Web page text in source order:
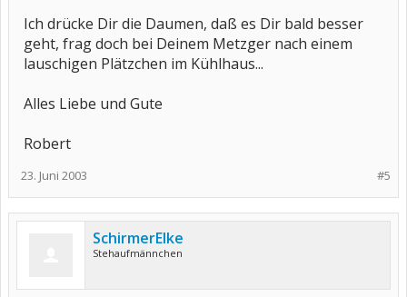
Ich drücke Dir die Daumen, daß es Dir bald besser
geht, frag doch bei Deinem Metzger nach einem
lauschigen Plätzchen im Kühlhaus...
Alles Liebe und Gute
Robert
#5
23. Juni 2003
SchirmerElke
Stehaufmännchen